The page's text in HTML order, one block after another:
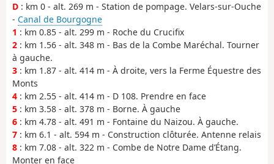
D : km 0 - alt. 269 m - Station de pompage. Velars-sur-Ouche
- Canal de Bourgogne
1 : km 0.85 - alt. 299 m - Roche du Crucifix
2 : km 1.56 - alt. 348 m - Bas de la Combe Maréchal. Tourner
à gauche.
3 : km 1.87 - alt. 414 m - À droite, vers la Ferme Équestre des
Monts
4 : km 2.55 - alt. 414 m - D 108. Prendre en face
5 : km 3.58 - alt. 378 m - Borne. À gauche
6 : km 4.78 - alt. 491 m - Fontaine du Naizou. À gauche.
7 : km 6.1 - alt. 594 m - Construction clôturée. Antenne relais
8 : km 7.08 - alt. 322 m - Combe de Notre Dame d’Étang.
Monter en face